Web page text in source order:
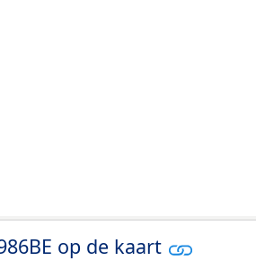
op de kaart